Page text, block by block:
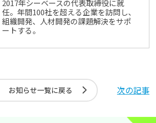
2017年シーベースの代表取締役に就
任。年間100社を超える企業を訪問し、
組織開発、人材開発の課題解決をサポ
ートする。
お知らせ一覧に戻る 次の記事